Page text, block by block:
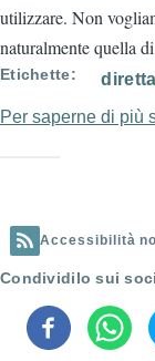
utilizzare. Non
naturalmente quella
Etichette
Per saperne di più
Accessibilità
Condividilo sui